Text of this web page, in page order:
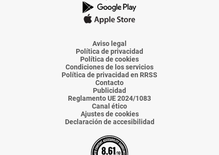
La
Voz
Almería
La
Voz
Almería
La
Voz
Almería
La
Voz
Almería
La
Voz
Aviso legal
Política de privacidad
Política de cookies
Condiciones de los servicios
Política de privacidad en RRSS
Contacto
Publicidad
Reglamento UE 2024/1083
Canal ético
Ajustes de cookies
Declaración de accesibilidad